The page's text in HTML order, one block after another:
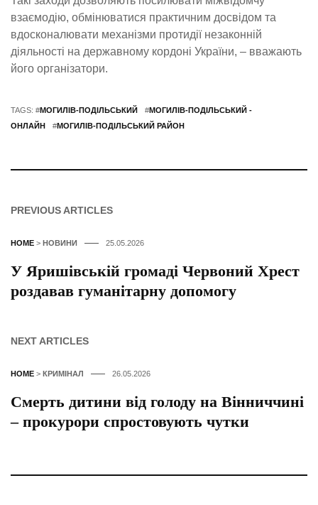
взаємодію, обмінюватися практичним досвідом та
вдосконалювати механізми протидії незаконній
діяльності на державному кордоні України, – вважають
його організатори.
TAGS: #МОГИЛІВ-ПОДІЛЬСЬКИЙ #МОГИЛІВ-ПОДІЛЬСЬКИЙ -
ОНЛАЙН
#МОГИЛІВ-ПОДІЛЬСЬКИЙ РАЙОН
PREVIOUS ARTICLES
HOME > НОВИНИ 25.05.2026
У Яришівській громаді Червоний Хрест
роздавав гуманітарну допомогу
NEXT ARTICLES
HOME > КРИМІНАЛ 26.05.2026
Смерть дитини від голоду на Вінниччині
– прокурори спростовують чутки